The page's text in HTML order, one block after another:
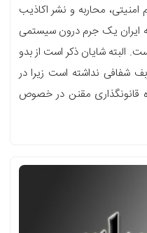
محاربه و نشر اکاذیب
ایران یک جرم درون سیستمی
البته شایان ذکر است از بدو
شفافی نداشته است زیرا در
قانونگذاری مقنن در خصوص